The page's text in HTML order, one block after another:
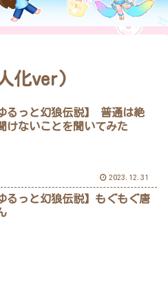
化ver)
るっと幻狼伝説】 普通は絶
けないことを聞いてみた
2023.12.31
るっと幻狼伝説】もぐもぐ唐